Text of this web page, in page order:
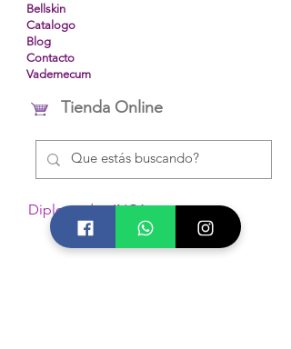
Bellskin
Catalogo
Blog
Contacto
Vademecum
Tienda Online
Diplomados INCA